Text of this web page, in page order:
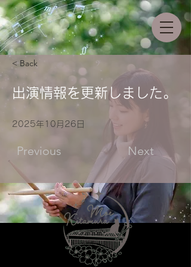
< Back
出演情報を更新しました。
2025年10月26日
Previous Next